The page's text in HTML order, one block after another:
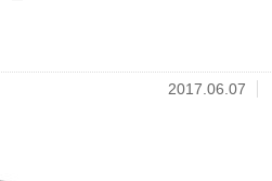
2017.06.07